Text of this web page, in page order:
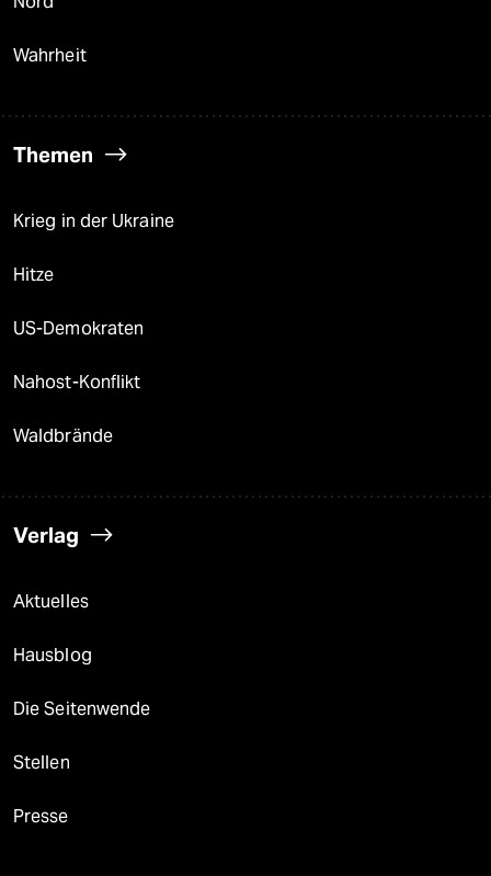
Wahrheit
Themen
Krieg in der Ukraine
Hitze
US-Demokraten
Nahost-Konflikt
Waldbrände
Verlag
Aktuelles
Hausblog
Die Seitenwende
Stellen
Presse